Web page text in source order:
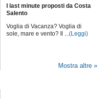
I last minute proposti da Costa
Salento
Voglia di Vacanza? Voglia di
sole, mare e vento? Il ...(Leggi)
Mostra altre »